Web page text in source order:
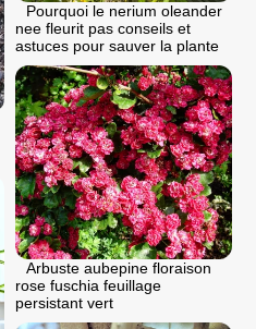
Pourquoi le nerium oleander
nee fleurit pas conseils et
astuces pour sauver la plante
Arbuste aubepine floraison
rose fuschia feuillage
persistant vert